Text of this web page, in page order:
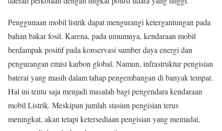
Penggunaan mobil listrik dapat mengurangi ketergantungan pada
bahan bakar fosil. Karena, pada umumnya, kendaraan mobil
berdampak positif pada konservasi sumber daya energi dan
pengurangan emisi karbon global. Namun, infrastruktur pengisian
baterai yang masih dalam tahap pengembangan di banyak tempat.
Hal ini tentu saja menjadi masalah bagi pengendara kendaraan
mobil Listrik. Meskipun jumlah stasiun pengisian terus
meningkat, akan tetapi ketersediaan pengisian yang memadai,